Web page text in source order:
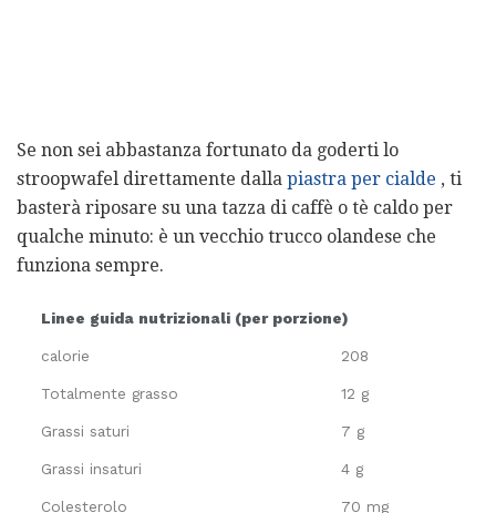
Se non sei abbastanza fortunato da goderti lo
stroopwafel direttamente dalla piastra per cialde , ti
basterà riposare su una tazza di caffè o tè caldo per
qualche minuto: è un vecchio trucco olandese che
funziona sempre.
Linee guida nutrizionali (per porzione)
calorie 208
Totalmente grasso 12 g
Grassi saturi 7 g
Grassi insaturi 4 g
Colesterolo 70 mg